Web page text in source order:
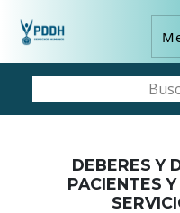
DEBERES Y
PACIENTES